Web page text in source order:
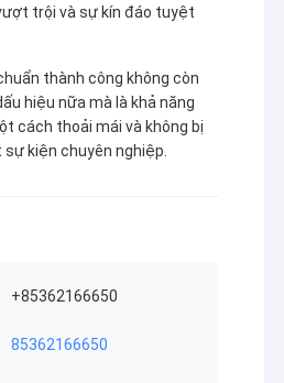
trội và sự kín đáo tuyệt
thành công không còn
hiệu nữa mà là khả năng
cách thoải mái và không bị
kiện chuyên nghiệp.
‪+85362166650‬
85362166650